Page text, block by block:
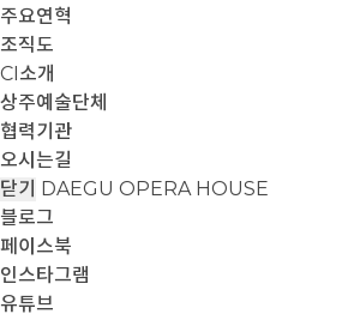
주요연혁
조직도
CI소개
상주예술단체
협력기관
오시는길
닫기 DAEGU OPERA HOUSE
블로그
페이스북
인스타그램
유튜브